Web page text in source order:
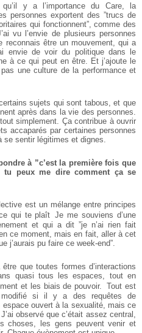
y a l’importance du Care, la
personnes exportent des ”trucs de
qui fonctionnent”, comme des
vu l’envie de plusieurs personnes
reconnais être un mouvement, qui a
envie de voir du politique dans le
à ce qui peut en être. Et j’ajoute le
une culture de la performance et
sujets qui sont tabous, et que
après dans la vie des personnes.
simplement. Ça contribue à ouvrir
accaparés par certaines personnes
sentir légitimes et dignes.
à ”c’est la première fois que
tu peux me dire comment ça se
est un mélange entre principes
qui te plaît Je me souviens d’une
et qui a dit ”je n’ai rien fait
ce moment, mais en fait, aller à cet
j’aurais pu faire ce week-end”.
que toutes formes d’interactions
quasi tous les espaces, tout en
et les biais de pouvoir. Tout est
si il y a des requêtes de
espace ouvert à la sexualité, mais ce
observé que c’était assez central,
choses, les gens peuvent venir et